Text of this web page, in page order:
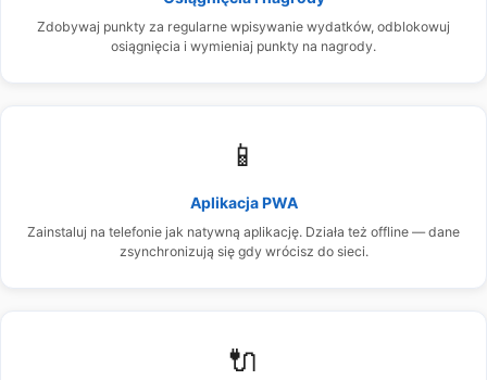
Zdobywaj punkty za regularne wpisywanie wydatków, odblokowuj
osiągnięcia i wymieniaj punkty na nagrody.
📱
Aplikacja PWA
Zainstaluj na telefonie jak natywną aplikację. Działa też offline — dane
zsynchronizują się gdy wrócisz do sieci.
🔌